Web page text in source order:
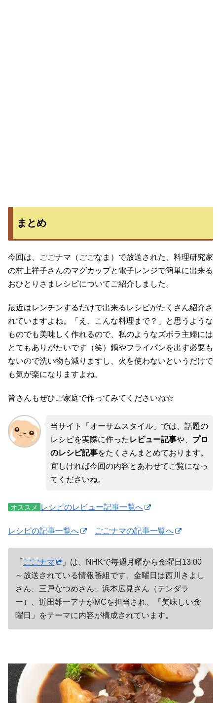
まとめ
今回は、ごごナマ（ごごなま）で放送された、料理研究家
の村上祥子さんのマグカップと電子レンジで簡単に出来る
おひとりさまレシピについてご紹介しました。
最近はレンチンするだけで出来るレシピがたくさん紹介さ
れていますよね。「え、こんな料理まで？」と思うような
ものでも美味しく作れるので、私のようなズボラ主婦には
とてもありがたいです（笑）鍋やフライパンを出す必要も
ないので洗い物も減りますし、火を使わないというだけで
も気が楽になりますよね。
皆さんもぜひご家庭で作ってみてくださいね☆
当サイト「オーサムスタイル」では、話題の
レシピを実際に作った レビュー記事や、 プロ
のレシピ記事をたくさんまとめております。
宜しければ今回の内容とあわせてご覧になっ
てくださいね。
オススメ レシピのレビュー記事一覧へ
レシピの記事一覧へ ごごナマの記事一覧へ
「 ごごナマ
」は、NHKで毎週月曜から金曜日13:00
～放送されている情報番組です。金曜日は西川きよし
さん、三戸なつめさん、浜本広見さん（テンダラ
ー）、近田雄一アナがMCを担当され、「美味しい金
曜日」をテーマに内容が構成されています。